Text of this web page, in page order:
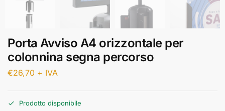
Porta Avviso A4 orizzontale per
colonnina segna percorso
€26,70 + IVA
Prodotto disponibile